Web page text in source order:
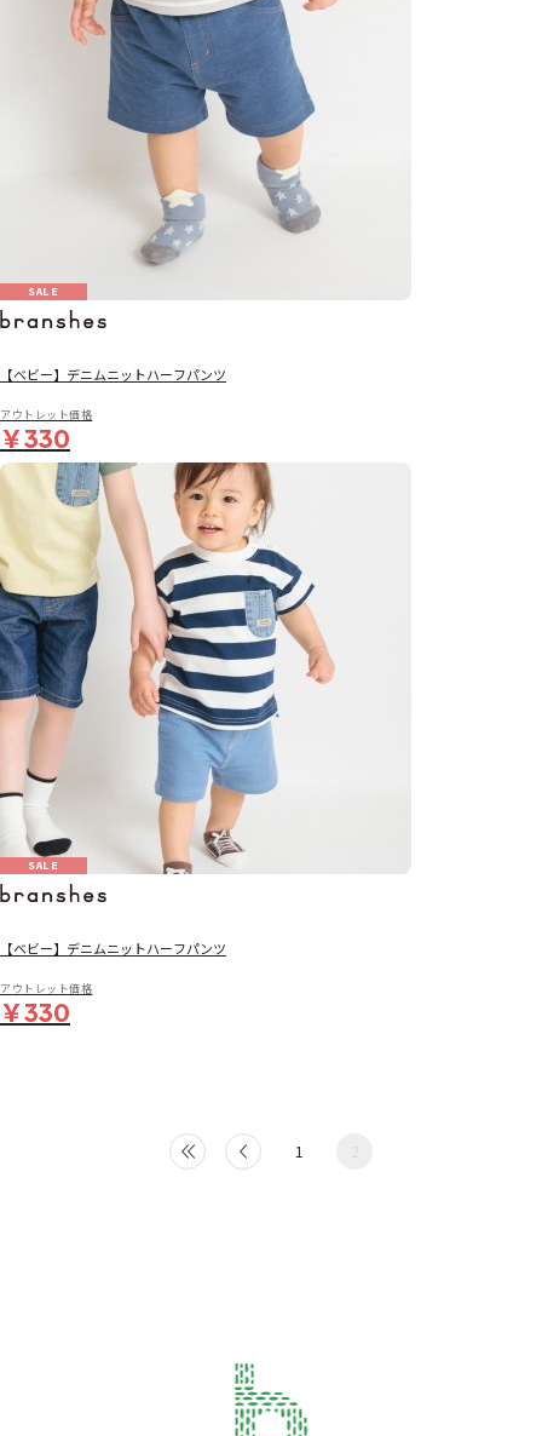
SALE
【ベビー】デニムニットハーフパンツ
アウトレット価格
￥330
SALE
【ベビー】デニムニットハーフパンツ
アウトレット価格
￥330
1